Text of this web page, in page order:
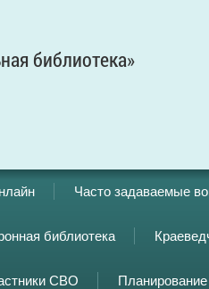
библиотека»
Часто задаваемые
библиотека
СВО